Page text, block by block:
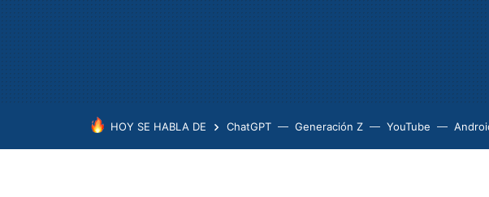
HOY SE HABLA DE ChatGPT Generación Z YouTube